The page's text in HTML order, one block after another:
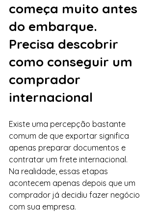
começa muito antes
do embarque.
Precisa descobrir
como conseguir um
comprador
internacional
Existe uma percepção bastante
comum de que exportar significa
apenas preparar documentos e
contratar um frete internacional.
Na realidade, essas etapas
acontecem apenas depois que um
comprador já decidiu fazer negócio
com sua empresa.